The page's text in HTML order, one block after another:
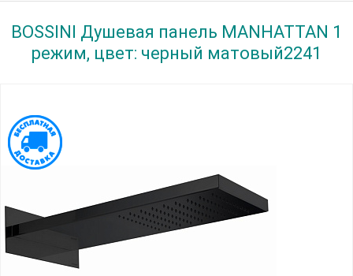
BOSSINI Душевая панель MANHATTAN 1
режим, цвет: черный матовый2241